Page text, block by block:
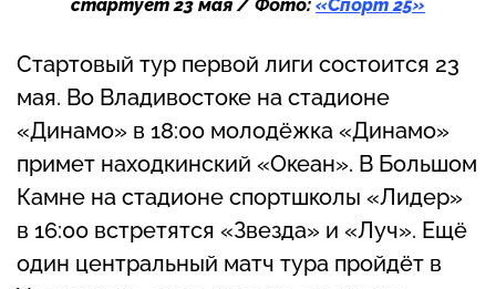
стартует 23 мая / Фото: «Спорт 25»
Стартовый тур первой лиги состоится 23
мая. Во Владивостоке на стадионе
«Динамо» в 18:00 молодёжка «Динамо»
примет находкинский «Океан». В Большом
Камне на стадионе спортшколы «Лидер»
в 16:00 встретятся «Звезда» и «Луч». Ещё
один центральный матч тура пройдёт в